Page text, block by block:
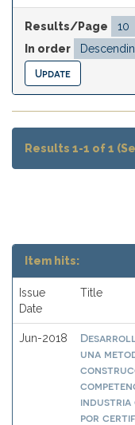
Results/Page
In order
Results 1-1 of 1
Item hits:
Issue
Date
Title
Jun-2018
una
industria
por